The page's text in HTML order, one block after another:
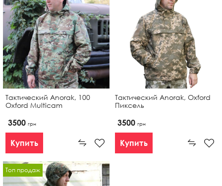
Тактический Anorak, 100
Oxford Multicam
3500 грн
Купить
Тактический Anorak, Oxford
Пиксель
3500 грн
Купить
Топ продаж